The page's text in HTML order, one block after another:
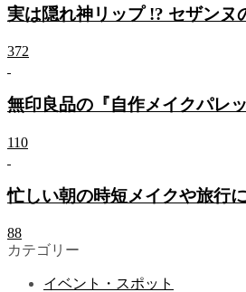
実は隠れ神リップ !? セザンヌ
372
無印良品の『自作メイクパレ
110
忙しい朝の時短メイクや旅行
88
カテゴリー
イベント・スポット